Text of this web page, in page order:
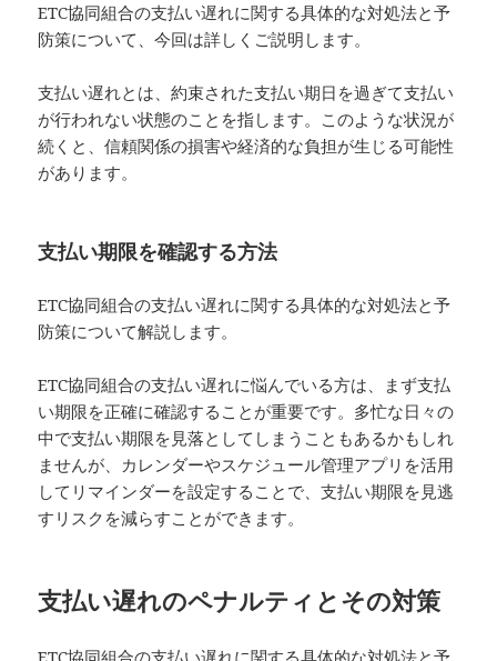
ETC協同組合の支払い遅れに関する具体的な対処法と予
防策について、今回は詳しくご説明します。
支払い遅れとは、約束された支払い期日を過ぎて支払い
が行われない状態のことを指します。このような状況が
続くと、信頼関係の損害や経済的な負担が生じる可能性
があります。
支払い期限を確認する方法
ETC協同組合の支払い遅れに関する具体的な対処法と予
防策について解説します。
ETC協同組合の支払い遅れに悩んでいる方は、まず支払
い期限を正確に確認することが重要です。多忙な日々の
中で支払い期限を見落としてしまうこともあるかもしれ
ませんが、カレンダーやスケジュール管理アプリを活用
してリマインダーを設定することで、支払い期限を見逃
すリスクを減らすことができます。
支払い遅れのペナルティとその対策